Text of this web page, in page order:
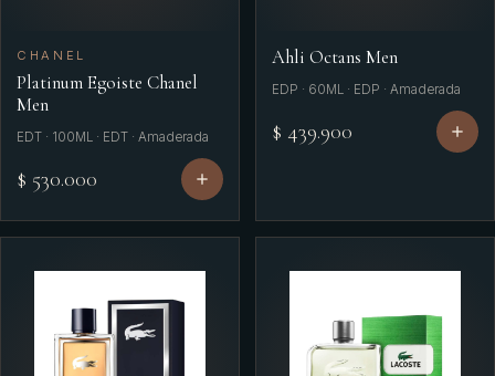
CHANEL
Platinum Egoiste Chanel
Men
EDT · 100ML · EDT · Amaderada
$ 530.000
Ahli Octans Men
EDP · 60ML · EDP · Amaderada
$ 439.900